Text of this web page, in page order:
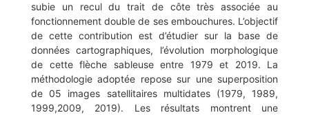
subie un recul du trait de côte très associée au
fonctionnement double de ses embouchures. L’objectif
de cette contribution est d’étudier sur la base de
données cartographiques, l’évolution morphologique
de cette flèche sableuse entre 1979 et 2019. La
méthodologie adoptée repose sur une superposition
de 05 images satellitaires multidates (1979, 1989,
1999,2009, 2019). Les résultats montrent une